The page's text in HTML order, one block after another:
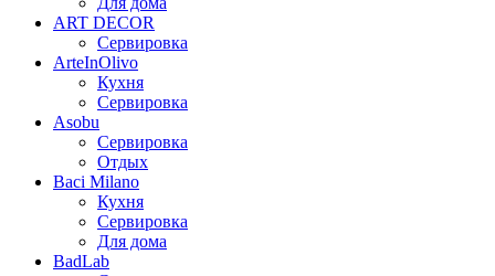
ART DECOR
Сервировка
ArteInOlivo
Кухня
Сервировка
Asobu
Сервировка
Отдых
Baci Milano
Кухня
Сервировка
Для дома
BadLab